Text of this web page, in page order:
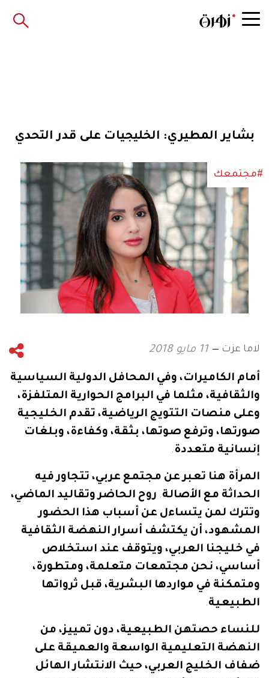
بشاير المطيري: الخليجيات على قدر التحدي
#مجتمعك
لاما عزت 11 مايو 2018
أمام الكاميرات، وفي المحافل الدولية السياسية
والثقافية، مثلما في البرامج الحوارية المتلفزة،
وعلى منصات التتويج الرياضية، تقدم الخليجية
صورتها، وترفع صوتها، بثقة، وكفاءة، وبلغات
إنسانية متعددة .
المرأة هنا تعبر عن مجتمع عربي، تتجاور فيه
الحداثة مع الأصالة. روح الحاضر وتقاليد الماضي،
وتترك لمن يتساءل عن أسباب هذا الحضور
المشهود، أن يكتشف أسرار النهضة الثقافية
في خليجنا العربي، ويتوقف عند استخلاص
أساسي، نحن مجتمعات متعلمة، ومتطورة،
ومتمكنة في مواردها البشرية، قبل ثرواتها
الطبيعية.
للنساء حصتهن الطبيعية، دون تمييز، من
النهضة التعليمية الواسعة والعميقة على
ضفاف الخليج العربي، حيث الانتشار الهائل